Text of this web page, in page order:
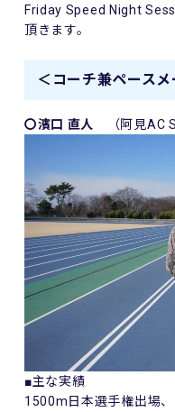
Friday Speed Night
頂きます。
＜コーチ兼ペースメ
〇濱口 直人 （阿見AC
■主な実績
1500m日本選手権出場